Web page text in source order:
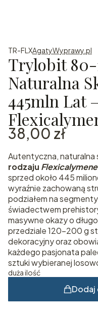
TR-FLXAgatyWyprawy.pl
Trylobit
Naturalna
445mln Lat
Cena
38,00 zł
Autentyczna, naturalna
rodzaju Flexicalymene
sprzed około 445
wyraźnie zachowaną
podziałem na
świadectwem
masywne okazy o
przedziale 120–200 g
dekoracyjny oraz
każdego pasjonata
sztuki wybieranej
duża ilość
Dodaj